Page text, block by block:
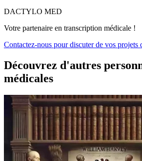
DACTYLO MED
Votre partenaire en transcription médicale !
Contactez-nous pour discuter de vos projets
Découvrez d'autres
médicales